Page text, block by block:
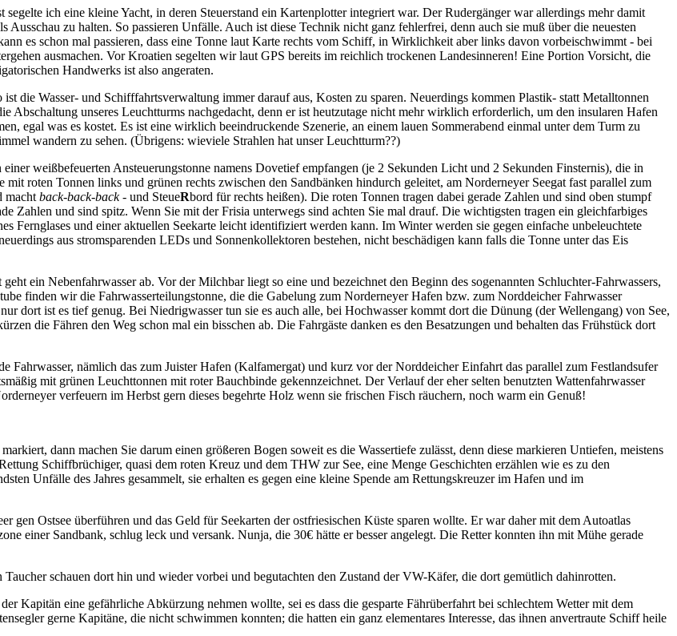
ich eine kleine Yacht, in deren Steuerstand ein Kartenplotter integriert war. Der Rudergänger war allerdings mehr damit
zu halten. So passieren Unfälle. Auch ist diese Technik nicht ganz fehlerfrei, denn auch sie muß über die neuesten
es schon mal passieren, dass eine Tonne laut Karte rechts vom Schiff, in Wirklichkeit aber links davon vorbeischwimmt - bei
ausmachen. Vor Kroatien segelten wir laut GPS bereits im reichlich trockenen Landesinneren! Eine Portion Vorsicht, die
Handwerks ist also angeraten.
die Wasser- und Schifffahrtsverwaltung immer darauf aus, Kosten zu sparen. Neuerdings kommen Plastik- statt Metalltonnen
unseres Leuchtturms nachgedacht, denn er ist heutzutage nicht mehr wirklich erforderlich, um den insularen Hafen
egal was es kostet. Es ist eine wirklich beeindruckende Szenerie, an einem lauen Sommerabend einmal unter dem Turm zu
wandern zu sehen. (Übrigens: wieviele Strahlen hat unser Leuchtturm??)
weißbefeuerten Ansteuerungstonne namens Dovetiefempfangen (je 2 Sekunden Licht und 2 Sekunden Finsternis), die in
mit roten Tonnen links und grünen rechts zwischen den Sandbänken hindurch geleitet, am Norderneyer Seegat fast parallel zum
macht back-back-back- und SteueRbord für rechts heißen). Die roten Tonnen tragen dabei gerade Zahlen und sind oben stumpf
Zahlen und sind spitz. Wenn Sie mit der Frisia unterwegs sind achten Sie mal drauf. Die wichtigsten tragen ein gleichfarbiges
Fernglases und einer aktuellen Seekarte leicht identifiziert werden kann. Im Winter werden sie gegen einfache unbeleuchtete
aus stromsparenden LEDs und Sonnenkollektoren bestehen, nicht beschädigen kann falls die Tonne unter das Eis
geht ein Nebenfahrwasser ab. Vor der Milchbar liegt so eine und bezeichnet den Beginn des sogenannten Schluchter-Fahrwassers,
finden wir die Fahrwasserteilungstonne, die die Gabelung zum Norderneyer Hafen bzw. zum Norddeicher Fahrwasser
dort ist es tief genug. Bei Niedrigwasser tun sie es auch alle, bei Hochwasser kommt dort die Dünung (der Wellengang) von See,
die Fähren den Weg schon mal ein bisschen ab. Die Fahrgäste danken es den Besatzungen und behalten das Frühstück dort
nämlich das zum Juister Hafen (Kalfamergat) und kurz vor der Norddeicher Einfahrt das parallel zum Festlandsufer
mit grünen Leuchttonnen mit roter Bauchbinde gekennzeichnet. Der Verlauf der eher selten benutzten Wattenfahrwasser
verfeuern im Herbst gern dieses begehrte Holz wenn sie frischen Fisch räuchern, noch warm ein Genuß!
dann machen Sie darum einen größeren Bogen soweit es die Wassertiefe zulässt, denn diese markieren Untiefen, meistens
Schiffbrüchiger, quasi dem roten Kreuz und dem THW zur See, eine Menge Geschichten erzählen wie es zu den
Unfälle des Jahres gesammelt, sie erhalten es gegen eine kleine Spende am Rettungskreuzer im Hafen und im
gen Ostsee überführen und das Geld für Seekarten der ostfriesischen Küste sparen wollte. Er war daher mit dem Autoatlas
einer Sandbank, schlug leck und versank. Nunja, die 30€ hätte er besser angelegt. Die Retter konnten ihn mit Mühe gerade
schauen dort hin und wieder vorbei und begutachten den Zustand der VW-Käfer, die dort gemütlich dahinrotten.
Kapitän eine gefährliche Abkürzung nehmen wollte, sei es dass die gesparte Fährüberfahrt bei schlechtem Wetter mit dem
gerne Kapitäne, die nicht schwimmen konnten; die hatten ein ganz elementares Interesse, das ihnen anvertraute Schiff heile